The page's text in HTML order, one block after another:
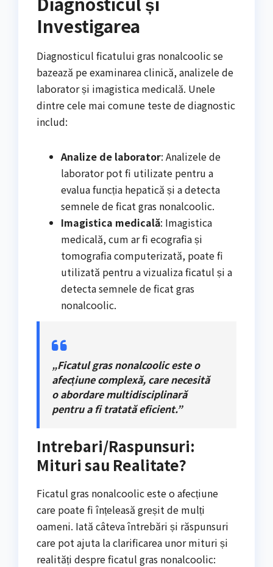
Investigarea
Diagnosticul ficatului gras nonalcoolic se
bazează pe examinarea clinică, analizele de
laborator și imagistica medicală. Unele
dintre cele mai comune teste de diagnostic
includ:
Analize de laborator: Analizele de
laborator pot fi utilizate pentru a
evalua funcția hepatică și a detecta
semnele de ficat gras nonalcoolic.
Imagistica medicală: Imagistica
medicală, cum ar fi ecografia și
tomografia computerizată, poate fi
utilizată pentru a vizualiza ficatul și a
detecta semnele de ficat gras
nonalcoolic.
„Ficatul gras nonalcoolic este o
afecțiune complexă, care necesită
o abordare multidisciplinară
pentru a fi tratată eficient.”
Intrebari/Raspunsuri:
Mituri sau Realitate?
Ficatul gras nonalcoolic este o afecțiune
care poate fi înțeleasă greșit de mulți
oameni. Iată câteva întrebări și răspunsuri
care pot ajuta la clarificarea unor mituri și
realități despre ficatul gras nonalcoolic: